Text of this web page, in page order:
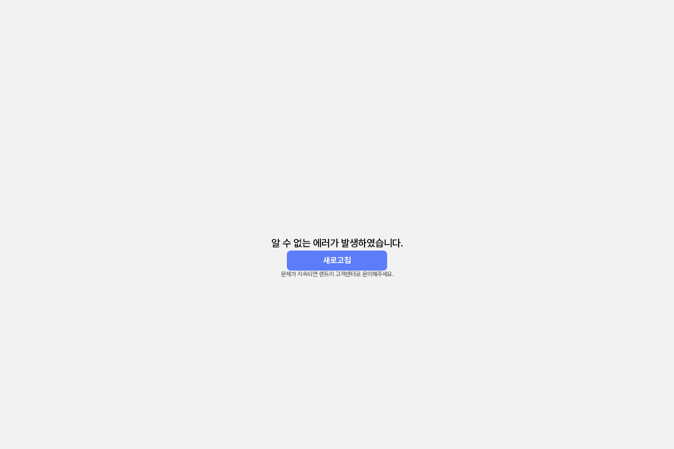
알 수 없는 에러가 발생하였습니다.
새로고침
문제가 지속되면 렌트리 고객센터로 문의해주세요.